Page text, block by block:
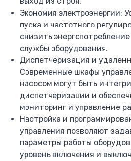
C120N
iC60N
iK60
Дифференциальный автомат
Tesys D
Tesys E
iCT
Программирование
SIEMENS
LOGO
Siemens SIMATIC S7-200
Siemens SIMATIC S7-300
Экономия электроэнергии:
пуска и частотного
снизить
службы оборудования.
Диспетчеризация и
Современные шкафы
насосом могут быть
диспетчеризации и
мониторинг и управление
Настройка и
управления позволяют
параметры работы
уровень включения и